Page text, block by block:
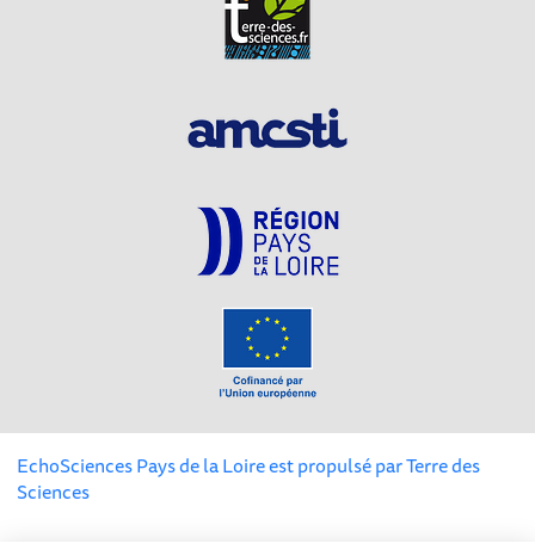
EchoSciences Pays de la Loire est propulsé parTerre des
Sciences